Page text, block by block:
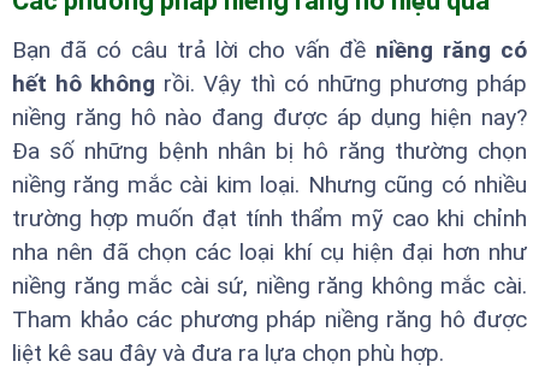
Bạn đã có câu trả lời cho vấn đề niềng răng có
hết hô không rồi. Vậy thì có những phương pháp
niềng răng hô nào đang được áp dụng hiện nay?
Đa số những bệnh nhân bị hô răng thường chọn
niềng răng mắc cài kim loại. Nhưng cũng có nhiều
trường hợp muốn đạt tính thẩm mỹ cao khi chỉnh
nha nên đã chọn các loại khí cụ hiện đại hơn như
niềng răng mắc cài sứ, niềng răng không mắc cài.
Tham khảo các phương pháp niềng răng hô được
liệt kê sau đây và đưa ra lựa chọn phù hợp.